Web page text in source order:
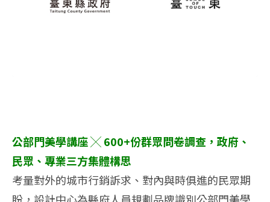
公部門美學講座 ╳ 600+份群眾問卷調查，政府、
民眾、專業三方集體構思
考量對外的城市行銷訴求、對內與時俱進的民眾期